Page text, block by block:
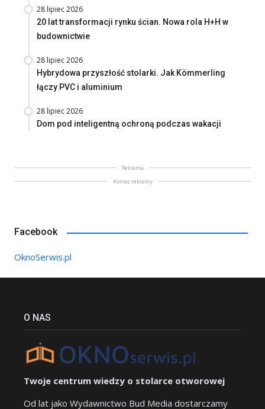
28 lipiec 2026
20 lat transformacji rynku ścian. Nowa rola H+H w
budownictwie
28 lipiec 2026
Hybrydowa przyszłość stolarki. Jak Kömmerling
łączy PVC i aluminium
28 lipiec 2026
Dom pod inteligentną ochroną podczas wakacji
Reklama
Koniec reklamy
Facebook
OknoSerwis.pl
O NAS
Twoje centrum wiedzy o stolarce otworowej
Od lat jako Wydawnictwo Bud Media dostarczamy